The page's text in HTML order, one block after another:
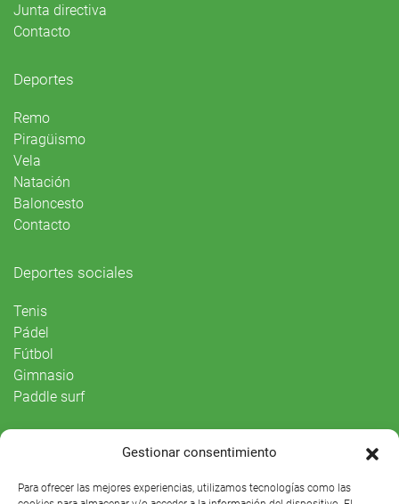
Gestionar consentimiento
Para ofrecer las mejores experiencias, utilizamos tecnologías como las
Junta directiva
Contacto
Deportes
Remo
Piragüismo
Vela
Natación
Baloncesto
Contacto
Deportes sociales
Tenis
Pádel
Fútbol
Gimnasio
Paddle surf
Agenda